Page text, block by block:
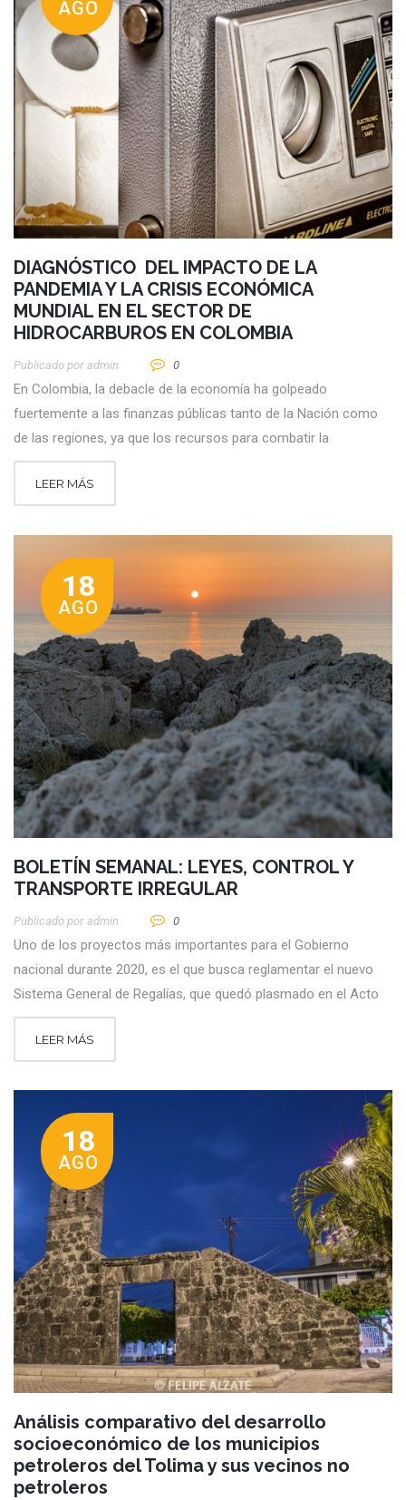
AGO
DIAGNÓSTICO DEL IMPACTO DE LA
PANDEMIA Y LA CRISIS ECONÓMICA
MUNDIAL EN EL SECTOR DE
HIDROCARBUROS EN COLOMBIA
Publicado por Admin 0
En Colombia, la debacle de la economía ha golpeado
fuertemente a las finanzas públicas tanto de la Nación como
de las regiones, ya que los recursos para combatir la
LEER MÁS
18
AGO
BOLETÍN SEMANAL: LEYES, CONTROL Y
TRANSPORTE IRREGULAR
Publicado por Admin 0
Uno de los proyectos más importantes para el Gobierno
nacional durante 2020, es el que busca reglamentar el nuevo
Sistema General de Regalías, que quedó plasmado en el Acto
LEER MÁS
18
AGO
Análisis comparativo del desarrollo
socioeconómico de los municipios
petroleros del Tolima y sus vecinos no
petroleros